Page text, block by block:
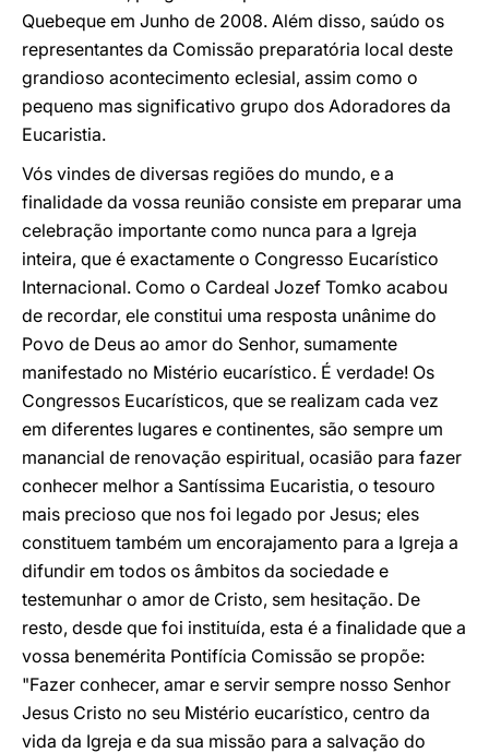
Quebeque em Junho de 2008. Além disso, saúdo os
representantes da Comissão preparatória local deste
grandioso acontecimento eclesial, assim como o
pequeno mas significativo grupo dos Adoradores da
Eucaristia.
Vós vindes de diversas regiões do mundo, e a
finalidade da vossa reunião consiste em preparar uma
celebração importante como nunca para a Igreja
inteira, que é exactamente o Congresso Eucarístico
Internacional. Como o Cardeal Jozef Tomko acabou
de recordar, ele constitui uma resposta unânime do
Povo de Deus ao amor do Senhor, sumamente
manifestado no Mistério eucarístico. É verdade! Os
Congressos Eucarísticos, que se realizam cada vez
em diferentes lugares e continentes, são sempre um
manancial de renovação espiritual, ocasião para fazer
conhecer melhor a Santíssima Eucaristia, o tesouro
mais precioso que nos foi legado por Jesus; eles
constituem também um encorajamento para a Igreja a
difundir em todos os âmbitos da sociedade e
testemunhar o amor de Cristo, sem hesitação. De
resto, desde que foi instituída, esta é a finalidade que a
vossa benemérita Pontifícia Comissão se propõe:
"Fazer conhecer, amar e servir sempre nosso Senhor
Jesus Cristo no seu Mistério eucarístico, centro da
vida da Igreja e da sua missão para a salvação do